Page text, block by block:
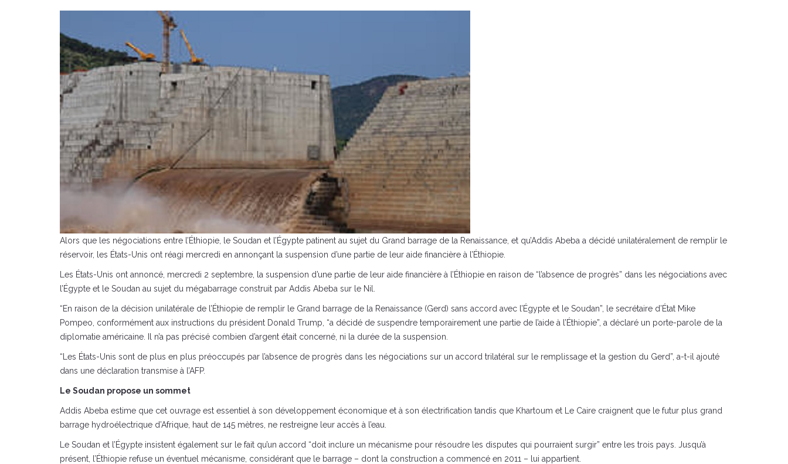
Alors que les négociations entre l’Éthiopie, le Soudan et l’Égypte patinent au sujet du Grand barrage de la Renaissance, et qu’Addis Abeba a décidé unilatéralement de remplir le
réservoir, les États-Unis ont réagi mercredi en annonçant la suspension d’une partie de leur aide financière à l’Éthiopie.
Les États-Unis ont annoncé, mercredi 2 septembre, la suspension d’une partie de leur aide financière à l’Éthiopie en raison de “l’absence de progrès” dans les négociations avec
l’Égypte et le Soudan au sujet du mégabarrage construit par Addis Abeba sur le Nil.
“En raison de la décision unilatérale de l’Éthiopie de remplir le Grand barrage de la Renaissance (Gerd) sans accord avec l’Égypte et le Soudan”, le secrétaire d’État Mike
Pompeo, conformément aux instructions du président Donald Trump, “a décidé de suspendre temporairement une partie de l’aide à l’Éthiopie”, a déclaré un porte-parole de la
diplomatie américaine. Il n’a pas précisé combien d’argent était concerné, ni la durée de la suspension.
“Les États-Unis sont de plus en plus préoccupés par l’absence de progrès dans les négociations sur un accord trilatéral sur le remplissage et la gestion du Gerd”, a-t-il ajouté
dans une déclaration transmise à l’AFP.
Le Soudan propose un sommet
Addis Abeba estime que cet ouvrage est essentiel à son développement économique et à son électrification tandis que Khartoum et Le Caire craignent que le futur plus grand
barrage hydroélectrique d’Afrique, haut de 145 mètres, ne restreigne leur accès à l’eau.
Le Soudan et l’Égypte insistent également sur le fait qu’un accord “doit inclure un mécanisme pour résoudre les disputes qui pourraient surgir” entre les trois pays. Jusqu’à
présent, l’Éthiopie refuse un éventuel mécanisme, considérant que le barrage – dont la construction a commencé en 2011 – lui appartient.